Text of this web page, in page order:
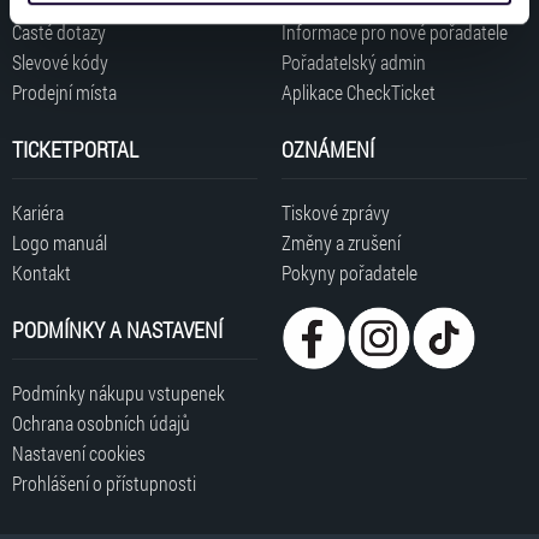
získali v důsledku toho, že používáte jejich služby. Jaké
typy cookies používáme, naleznete níže. Možnosti
zpracování upravíte zaškrtnutím příslušné varianty. Svoji
volbu můžete kdykoliv změnit v zápatí stránky v záložce
Časté dotazy
Slevové kódy
Prodejní místa
Informace pro nové pořadatele
Pořadatelský admin
Aplikace CheckTicket
TICKETPORTAL
Kariéra
Logo manuál
Kontakt
OZNÁMENÍ
Tiskové zprávy
Změny a zrušení
Pokyny pořadatele
PODMÍNKY A NASTAVENÍ
Podmínky nákupu vstupenek
Ochrana osobních údajů
Nastavení cookies
Prohlášení o přístupnosti